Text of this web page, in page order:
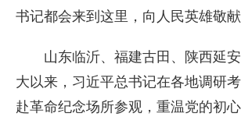
书记都会来到这里，向人民英雄敬献
山东临沂、福建古田、陕西延
大以来，习近平总书记在各地调研
赴革命纪念场所参观，重温党的初心